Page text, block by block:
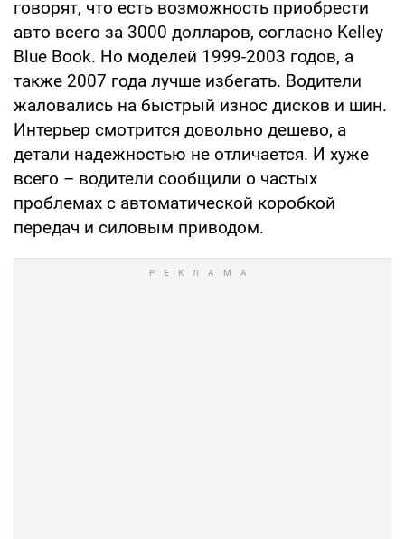
говорят, что есть возможность приобрести
авто всего за 3000 долларов, согласно Kelley
Blue Book. Но моделей 1999-2003 годов, а
также 2007 года лучше избегать. Водители
жаловались на быстрый износ дисков и шин.
Интерьер смотрится довольно дешево, а
детали надежностью не отличается. И хуже
всего – водители сообщили о частых
проблемах с автоматической коробкой
передач и силовым приводом.